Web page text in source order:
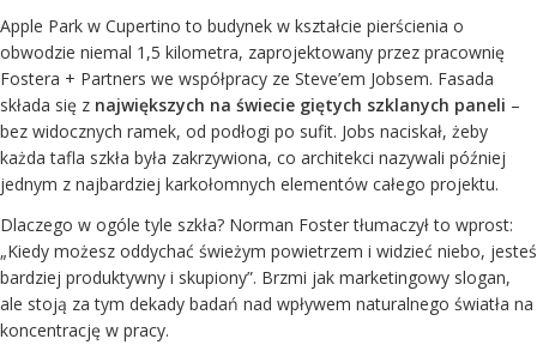
Apple Park w Cupertino to budynek w kształcie pierścienia o
obwodzie niemal 1,5 kilometra, zaprojektowany przez pracownię
Fostera + Partners we współpracy ze Steve’em Jobsem. Fasada
składa się z największych na świecie giętych szklanych paneli –
bez widocznych ramek, od podłogi po sufit. Jobs naciskał, żeby
każda tafla szkła była zakrzywiona, co architekci nazywali później
jednym z najbardziej karkołomnych elementów całego projektu.
Dlaczego w ogóle tyle szkła? Norman Foster tłumaczył to wprost:
„Kiedy możesz oddychać świeżym powietrzem i widzieć niebo, jesteś
bardziej produktywny i skupiony”. Brzmi jak marketingowy slogan,
ale stoją za tym dekady badań nad wpływem naturalnego światła na
koncentrację w pracy.